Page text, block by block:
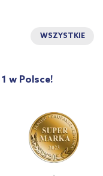
WSZYSTKIE
w Polsce!